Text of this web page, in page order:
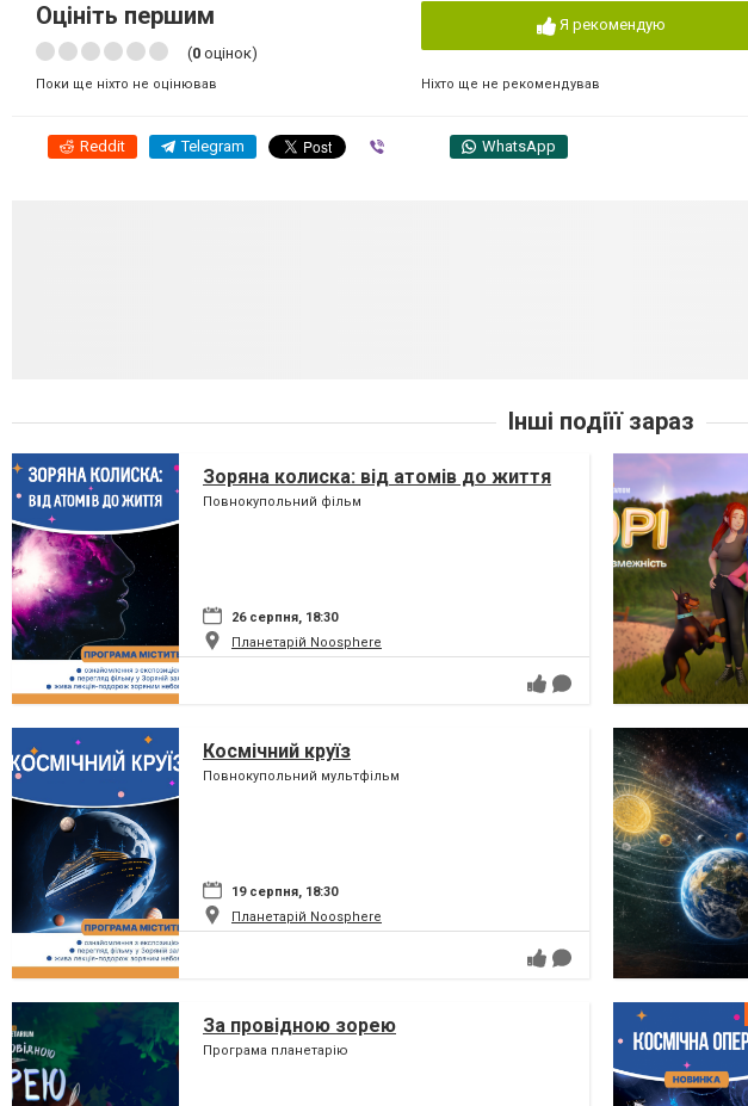
Оцініть першим
(0 оцінок)
Поки ще ніхто не оцінював
Я рекомендую
Ніхто ще не рекомендував
Reddit Telegram WhatsApp
Інші подіїї зараз
Зоряна колиска: від атомів до життя
Повнокупольний фільм
26 серпня, 18:30
Планетарій Noosphere
Космічний круїз
Повнокупольний мультфільм
19 серпня, 18:30
Планетарій Noosphere
За провідною зорею
Програма планетарію